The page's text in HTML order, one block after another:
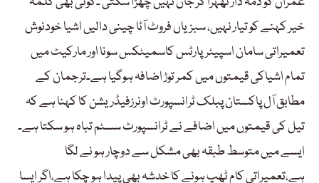
خیر کہنے کو تیار نہیں، سبزیاں فروٹ آٹا چینی دالیں اشیا خودنوش
تعمیراتی سامان اسپیئرپارٹس کاسمیٹکس سونا اور مارکیٹ میں
تمام اشیاکی قیمتوں میں کمر توڑ اضافہ ہوگیا ہے۔ترجمان کے
مطابق آل پاکستان پبلک ٹرانسپورٹ اونرزفیڈریشن کا کہنا ہے کہ
تیل کی قیمتوں میں اضافے نے ٹرانسپورٹ سسٹم تباہ ہو سکتا ہے۔
ایسے میں متوسط طبقہ بھی مشکل سے دوچار ہو نے لگا
ہے،تعمیراتی کام ٹھپ ہونے کا خدشہ بھی پیدا ہو چکا ہے،اگر ایسا